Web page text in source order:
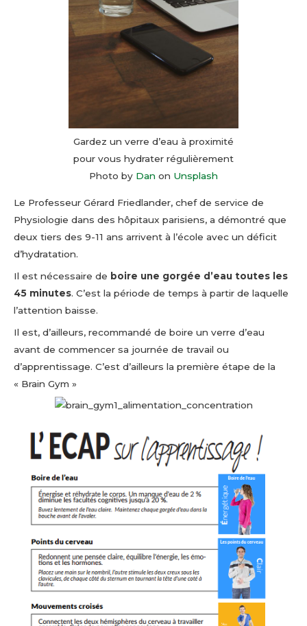
Gardez un verre d’eau à proximité
pour vous hydrater régulièrement
Photo by Dan on Unsplash
Le Professeur Gérard Friedlander, chef de service de
Physiologie dans des hôpitaux parisiens, a démontré que
deux tiers des 9-11 ans arrivent à l’école avec un déficit
d’hydratation.
Il est nécessaire de boire une gorgée d’eau toutes les
45 minutes. C’est la période de temps à partir de laquelle
l’attention baisse.
Il est, d’ailleurs, recommandé de boire un verre d’eau
avant de commencer sa journée de travail ou
d’apprentissage. C’est d’ailleurs la première étape de la
« Brain Gym »